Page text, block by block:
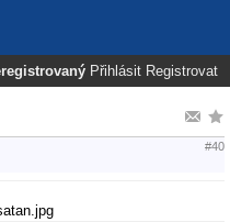
Přihlásit Registrovat
#40